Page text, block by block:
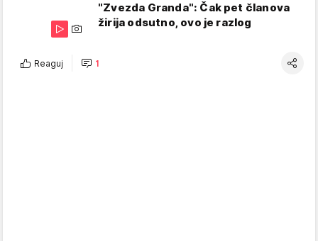
"Zvezda Granda": Čak pet članova
žirija odsutno, ovo je razlog
Reaguj 1